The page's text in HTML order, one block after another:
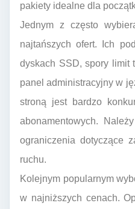
pakiety idealne dla
Jednym z często
najtańszych ofert. Ich
dyskach SSD, spory limit
panel administracyjny w
stroną jest bardzo
abonamentowych.
ograniczenia dotyczące
ruchu.
Kolejnym popularnym
w najniższych cenach.